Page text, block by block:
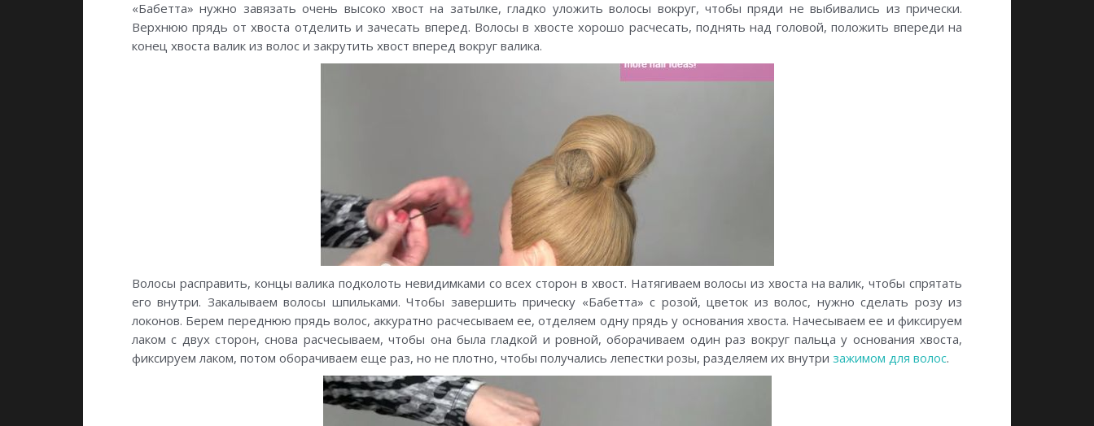
«Бабетта» нужно завязать очень высоко хвост на затылке, гладко уложить волосы вокруг, чтобы пряди не выбивались из прически.
Верхнюю прядь от хвоста отделить и зачесать вперед. Волосы в хвосте хорошо расчесать, поднять над головой, положить впереди на
конец хвоста валик из волос и закрутить хвост вперед вокруг валика.
Волосы расправить, концы валика подколоть невидимками со всех сторон в хвост. Натягиваем волосы из хвоста на валик, чтобы спрятать
его внутри. Закалываем волосы шпильками. Чтобы завершить прическу «Бабетта» с розой, цветок из волос, нужно сделать розу из
локонов. Берем переднюю прядь волос, аккуратно расчесываем ее, отделяем одну прядь у основания хвоста. Начесываем ее и фиксируем
лаком с двух сторон, снова расчесываем, чтобы она была гладкой и ровной, оборачиваем один раз вокруг пальца у основания хвоста,
фиксируем лаком, потом оборачиваем еще раз, но не плотно, чтобы получались лепестки розы, разделяем их внутри зажимом для волос.